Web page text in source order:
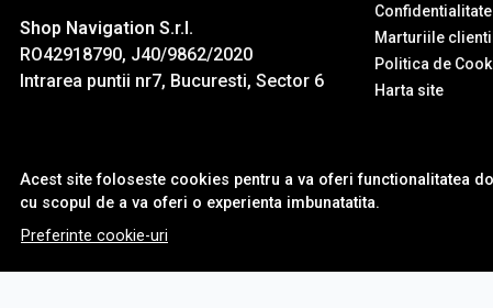
Acest site foloseste cookies pentru a va oferi functionalitatea
cu scopul de a va oferi o experienta imbunatatita.
Preferinte cookie-uri
Shop Navigation S.r.l.
RO42918790, J40/9862/2020
Intrarea puntii nr7, Bucuresti, Sector 6
Confidentialitate
Marturiile
Politica de
Harta site